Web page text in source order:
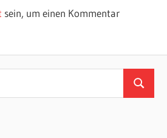
sein, um einen Kommentar
Suchen